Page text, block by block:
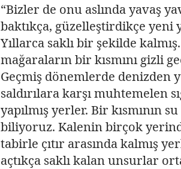
“Bizler de onu aslında yavaş
baktıkça, güzelleştirdikçe yeni
Yıllarca saklı bir şekilde
mağaraların bir kısmını gizli
Geçmiş dönemlerde denizden
saldırılara karşı muhtemelen
yapılmış yerler. Bir kısmının
biliyoruz. Kalenin birçok
tabirle çıtır arasında kalmış
açtıkça saklı kalan unsurlar